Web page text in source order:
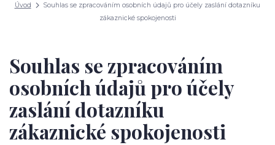
Úvod
Souhlas se zpracováním osobních údajů pro účely zaslání dotazníku
zákaznické spokojenosti
Souhlas se zpracováním
osobních údajů pro účely
zaslání dotazníku
zákaznické spokojenosti